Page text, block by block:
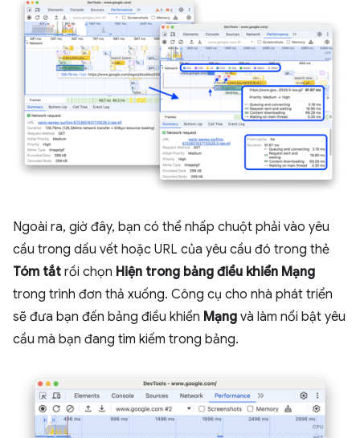
Ngoài ra, giờ đây, bạn có thể nhấp chuột phải vào yêu
cầu trong dấu vết hoặc URL của yêu cầu đó trong thẻ
Tóm tắt rồi chọn Hiện trong bảng điều khiển Mạng
trong trình đơn thả xuống. Công cụ cho nhà phát triển
sẽ đưa bạn đến bảng điều khiển Mạng và làm nổi bật yêu
cầu mà bạn đang tìm kiếm trong bảng.